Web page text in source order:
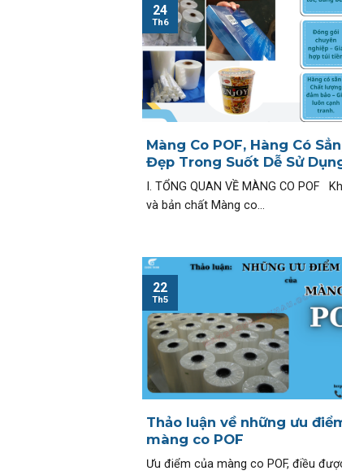
Màng Co POF, Hàng Có
Đẹp Trong Suốt Dễ Sử
I. TỔNG QUAN VỀ MÀNG CO POF
và bản chất Màng co...
24
Th6
Thảo luận về những ưu
màng co POF
Ưu điểm của màng co POF, điều
22
Th5